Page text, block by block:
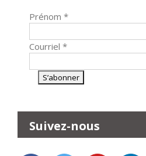
Prénom *
Courriel *
Suivez-nous